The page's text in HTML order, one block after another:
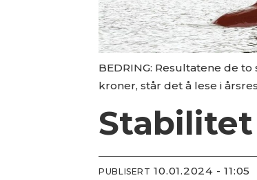
BEDRING: Resultatene de
kroner, står det å lese i
PUBLISERT 10.01.2024 - 11:05